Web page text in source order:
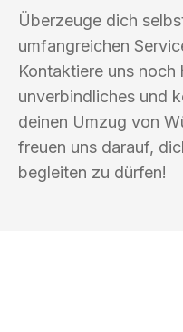
Überzeuge dich
umfangreichen
Kontaktiere uns noch
unverbindliches und
deinen Umzug von
freuen uns darauf,
begleiten zu dürfen!